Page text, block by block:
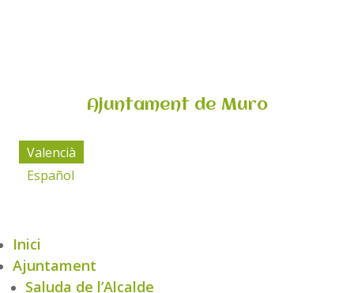
Ajuntament de Muro
Valencià
Español
Inici
Ajuntament
Saluda de l’Alcalde